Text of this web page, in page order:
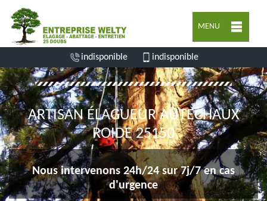
MENU
indisponible indisponible
ARTISAN ÉLAGUEUR AUTECHAUX
ROIDE 25150
Nous intervenons 24h/24 sur 7j/7 en cas
d'urgence